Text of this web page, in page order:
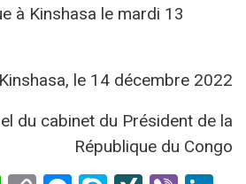
à Kinshasa le mardi 13
le 14 décembre 2022
du cabinet du Président de la
République du Congo